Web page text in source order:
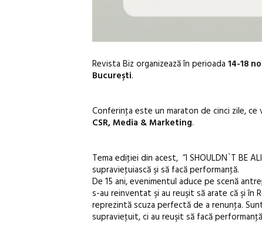
Revista Biz organizează în perioada 14-18
Bucureşti.
Conferinţa este un maraton de cinci zile,
CSR, Media & Marketing.
Tema ediţiei din acest, “I SHOULDN`T BE
supravieţuiască şi să facă performanţă.
De 15 ani, evenimentul aduce pe scenă
s-au reinventat şi au reuşit să arate că şi
reprezintă scuza perfectă de a renunţa.
supravieţuit, ci au reuşit să facă